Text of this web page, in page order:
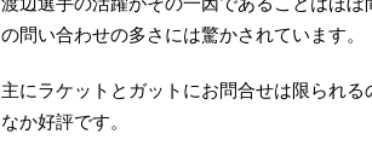
の問い合わせの多さには驚かされています。
主にラケットとガットにお問合せは限られ
なか好評です。